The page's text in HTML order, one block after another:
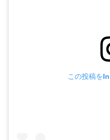
この投稿を